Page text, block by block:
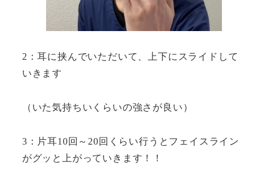
2：耳に挟んでいただいて、上下にスライドして
いきます
（いた気持ちいくらいの強さが良い）
3：片耳10回～20回くらい行うとフェイスライン
がグッと上がっていきます！！